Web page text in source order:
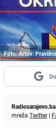
Foto: Arhiv:
Radiosarajevo.ba
mreža Twitter |